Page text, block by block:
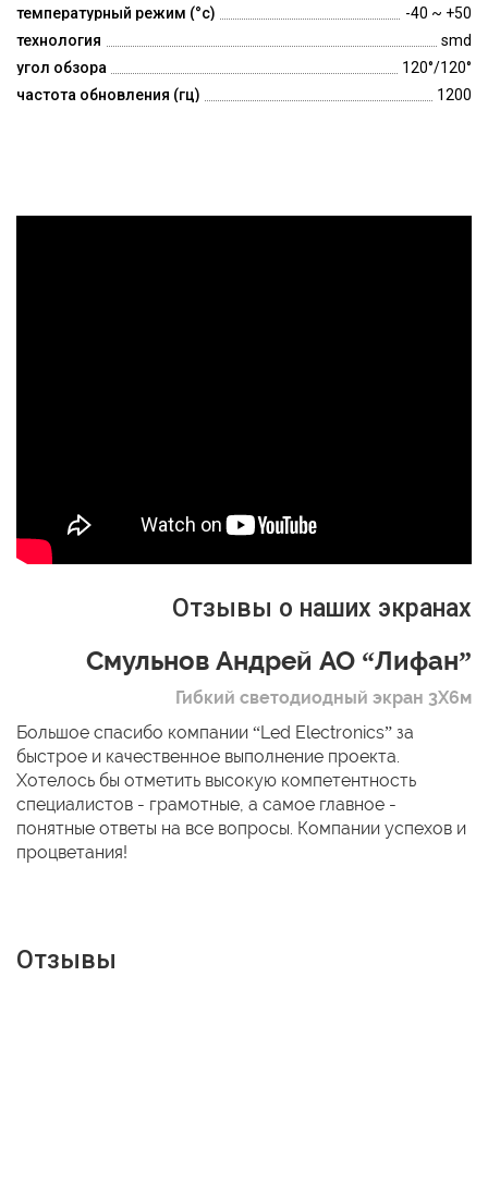
температурный режим (°c)
-40 ~ +50
технология
smd
угол обзора
120°/120°
частота обновления (гц)
1200
Отзывы о наших экранах
Смульнов Андрей АО “Лифан”
Гибкий светодиодный экран 3Х6м
Большое спасибо компании “Led Electronics” за
быстрое и качественное выполнение проекта.
Хотелось бы отметить высокую компетентность
специалистов - грамотные, а самое главное -
понятные ответы на все вопросы. Компании успехов и
процветания!
Отзывы